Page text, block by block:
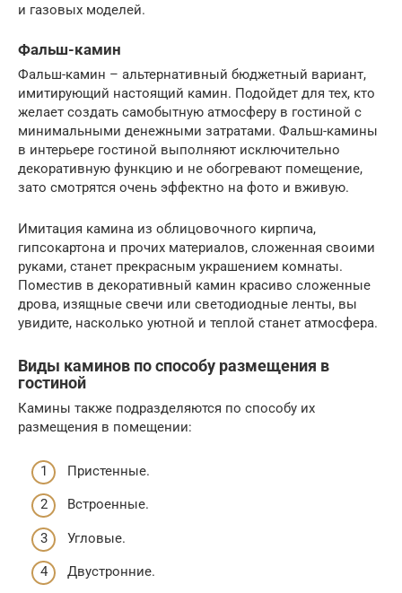
и газовых моделей.
Фальш-камин
Фальш-камин – альтернативный бюджетный вариант,
имитирующий настоящий камин. Подойдет для тех, кто
желает создать самобытную атмосферу в гостиной с
минимальными денежными затратами. Фальш-камины
в интерьере гостиной выполняют исключительно
декоративную функцию и не обогревают помещение,
зато смотрятся очень эффектно на фото и вживую.
Имитация камина из облицовочного кирпича,
гипсокартона и прочих материалов, сложенная своими
руками, станет прекрасным украшением комнаты.
Поместив в декоративный камин красиво сложенные
дрова, изящные свечи или светодиодные ленты, вы
увидите, насколько уютной и теплой станет атмосфера.
Виды каминов по способу размещения в
гостиной
Камины также подразделяются по способу их
размещения в помещении:
Пристенные.
Встроенные.
Угловые.
Двустронние.